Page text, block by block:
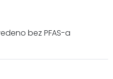
bez PFAS-a